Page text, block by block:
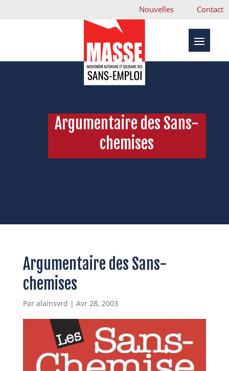
Nouvelles Contact
Argumentaire des Sans-
chemises
Argumentaire des Sans-
chemises
Par alainsvrd | Avr 28, 2003